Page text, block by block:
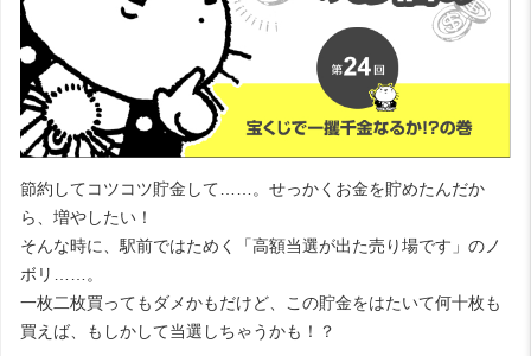
節約してコツコツ貯金して……。せっかくお金を貯めたんだか
ら、増やしたい！
そんな時に、駅前ではためく「高額当選が出た売り場です」のノ
ボリ……。
一枚二枚買ってもダメかもだけど、この貯金をはたいて何十枚も
買えば、もしかして当選しちゃうかも！？